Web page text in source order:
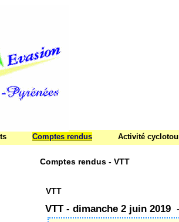
Comptes rendus
Activité
Comptes rendus - VTT
VTT
VTT - dimanche 2 juin 2019